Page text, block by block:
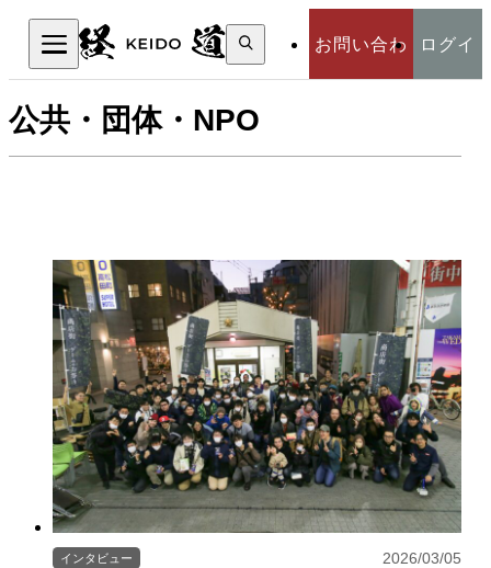
お問い合わ ログイ
検
索:
検索
公共・団体・NPO
インタビュー 2026/03/05